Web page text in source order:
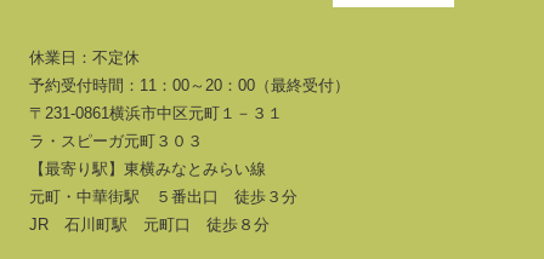
休業日：不定休
予約受付時間：11：00～20：00（最終受付）
〒231-0861横浜市中区元町１－３１
ラ・スピーガ元町３０３
【最寄り駅】東横みなとみらい線
元町・中華街駅 ５番出口 徒歩３分
JR 石川町駅 元町口 徒歩８分